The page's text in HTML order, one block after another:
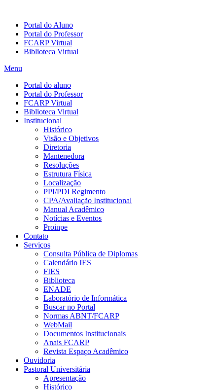
Portal do Aluno
Portal do Professor
FCARP Virtual
Biblioteca Virtual
Menu
Portal do aluno
Portal do Professor
FCARP Virtual
Biblioteca Virtual
Institucional
Histórico
Visão e Objetivos
Diretoria
Mantenedora
Resoluções
Estrutura Física
Localização
PPI/PDI Regimento
CPA/Avaliação Institucional
Manual Acadêmico
Notícias e Eventos
Proinpe
Contato
Serviços
Consulta Pública de Diplomas
Calendário IES
FIES
Biblioteca
ENADE
Laboratório de Informática
Buscar no Portal
Normas ABNT/FCARP
WebMail
Documentos Institucionais
Anais FCARP
Revista Espaço Acadêmico
Ouvidoria
Pastoral Universitária
Apresentação
Histórico